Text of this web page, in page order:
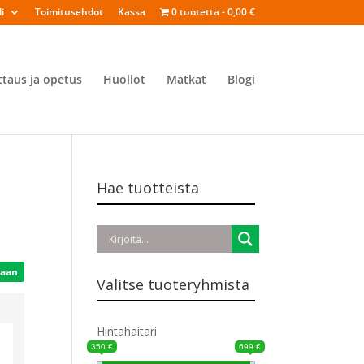
Toimitusehdot Kassa 0 tuotetta 0,00 €
ja opetus Huollot Matkat Blogi
Hae tuotteista
Valitse tuoteryhmistä
Hintahaitari
350 € 699 €